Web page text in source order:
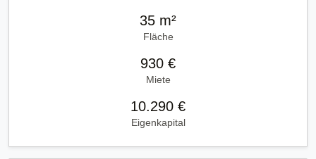
35 m²
Fläche
930 €
Miete
10.290 €
Eigenkapital